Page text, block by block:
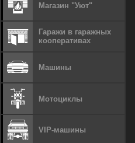
Магазин "Уют"
Гаражи в гаражных
кооперативах
Машины
Мотоциклы
VIP-машины